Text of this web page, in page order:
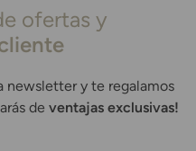
ofertas y
newsletter y te regalamos
de ventajas exclusivas!